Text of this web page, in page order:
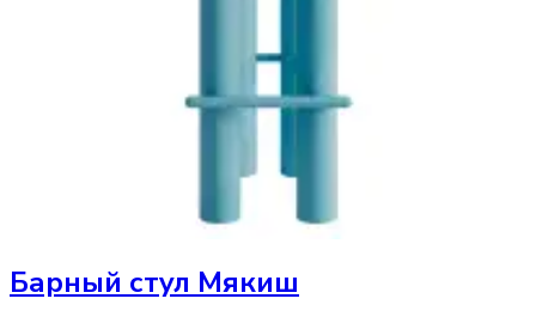
Барный стул Мякиш